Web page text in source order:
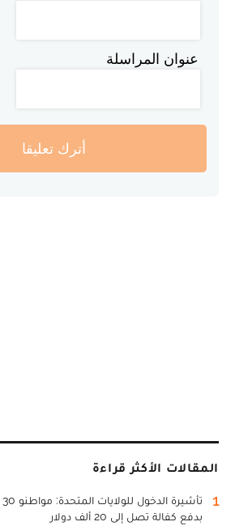
عنوان المراسلة
أترك تعليقا
المقالات الأكثر قراءة
1
بدفع كفالة تصل إلى 20 ألف دولار